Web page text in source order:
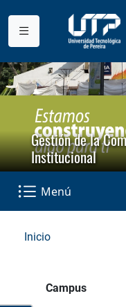
Gestión de la
Institucional
Menú
Inicio
Campus